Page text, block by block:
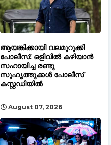
ആയങ്കിക്കായി വലമുറുക്കി
പോലീസ്: ഒളിവിൽ കഴിയാൻ
സഹായിച്ച രണ്ടു
സുഹൃത്തുക്കൾ പോലീസ്
കസ്റ്റഡിയിൽ
August 07, 2026